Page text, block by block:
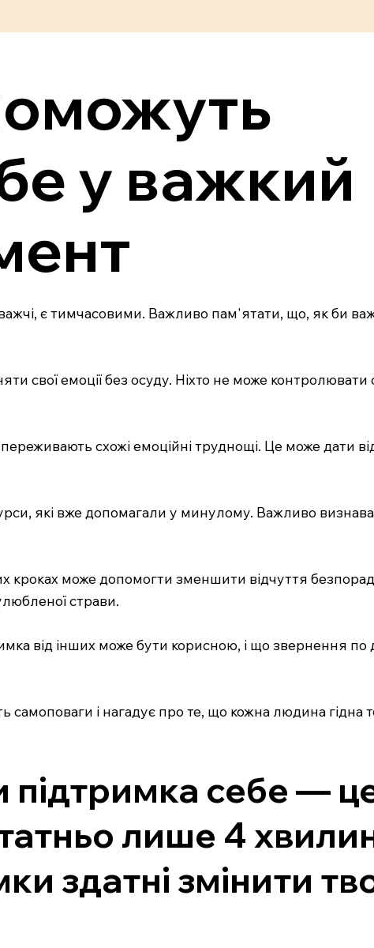
у важкий
є тимчасовими. Важливо пам'ятати, що, як би
свої емоції без осуду. Ніхто не може контролювати
схожі емоційні труднощі. Це може дати
які вже допомагали у минулому. Важливо
кроках може допомогти зменшити відчуття
страви.
від інших може бути корисною, і що звернення
і нагадує про те, що кожна людина гідна
підтримка себе —
лише 4
здатні змінити